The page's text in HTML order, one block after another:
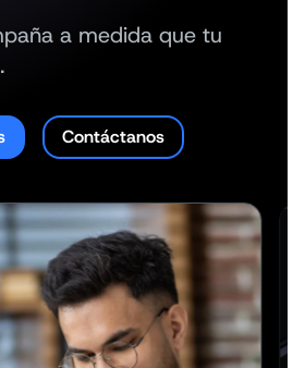
a medida que tu
Contáctanos